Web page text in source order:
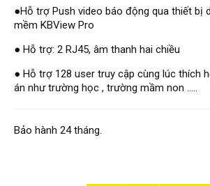
BÁO ĐỘNG CHỐNG TRỘM
GIẢI PHÁP GIÁM SÁT RA VÀO
Hỗ trợ kỹ thuật
Tài liệu kỹ thuật
Tin tức
●Hỗ trợ Push video báo động qua thiết bị
mềm KBView Pro
● Hỗ trợ: 2 RJ45, âm thanh hai chiều
● Hỗ trợ 128 user truy cập cùng lúc thích
án như trường học , trường mầm non .....
Bảo hành 24 tháng.